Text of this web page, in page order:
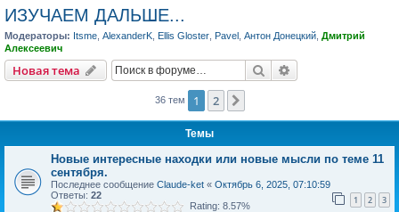
ИЗУЧАЕМ ДАЛЬШЕ...
Модераторы: Itsme AlexanderK Ellis Gloster Pavel Антон Донецкий Дмитрий
Алексеевич
Новая тема Поиск
36 тем 1 2
Темы
Новые интересные находки или новые мысли по теме 11
сентября.
Последнее сообщение Claude-ket « Октябрь 6, 2025, 07:10:59
Ответы: 22 1 2 3
Rating: 8.57%